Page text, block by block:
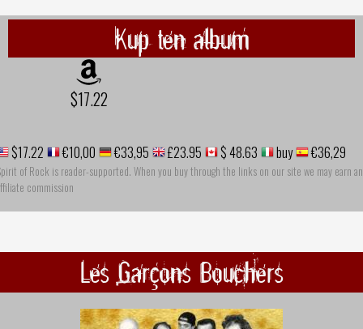
Kup ten album
$17.22
$17.22 €10,00 €33,95 £23.95 $ 48.63 buy €36,29
of Rock is reader-supported. When you buy through the links on our site we may earn an
commission
Les Garçons Bouchers